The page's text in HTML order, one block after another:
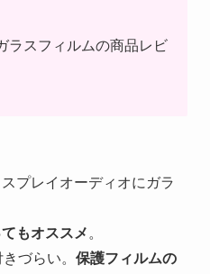
ラスフィルムの商品レビ
プレイオーディオにガラ
もオススメ 。
づらい。 保護フィルムの